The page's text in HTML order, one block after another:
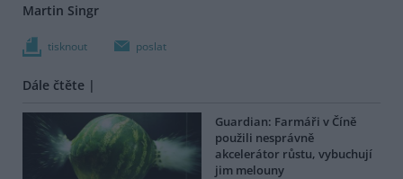
Martin Singr
tisknout poslat
Dále čtěte |
Guardian: Farmáři v Číně
použili nesprávně
akcelerátor růstu, vybuchují
jim melouny